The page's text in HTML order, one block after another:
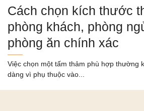
Cách chọn kích thước
phòng khách, phòng
phòng ăn chính xác
Việc chọn một tấm thảm phù hợp thường
dàng vì phụ thuộc vào...